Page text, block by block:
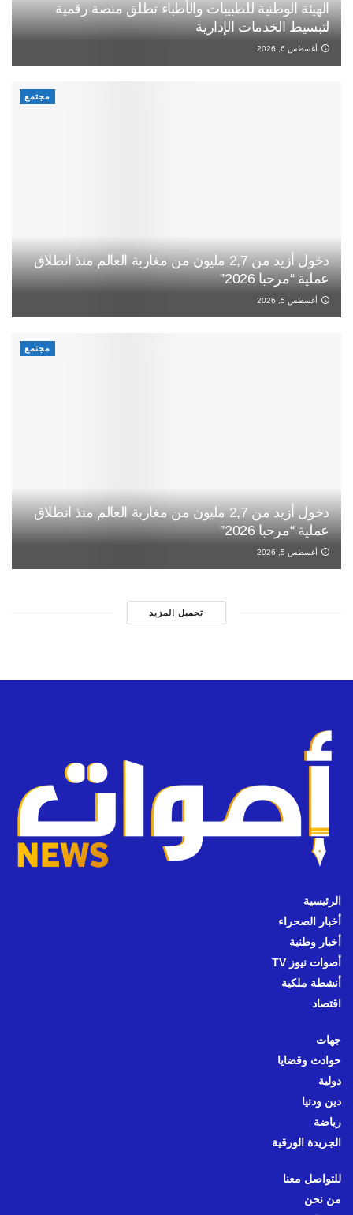
الهيئة الوطنية للطبيبات والأطباء تطلق منصة رقمية
لتبسيط الخدمات الإدارية
أغسطس 6, 2026
مجتمع
دخول أزيد من 2,7 مليون من مغاربة العالم منذ انطلاق
عملية “مرحبا 2026”
أغسطس 5, 2026
مجتمع
دخول أزيد من 2,7 مليون من مغاربة العالم منذ انطلاق
عملية “مرحبا 2026”
أغسطس 5, 2026
تحميل المزيد
الرئيسية
أخبار الصحراء
أخبار وطنية
أصوات نيوز TV
أنشطة ملكية
اقتصاد
جهات
حوادث وقضايا
دولية
دين ودنيا
رياضة
الجريدة الورقية
للتواصل معنا
من نحن